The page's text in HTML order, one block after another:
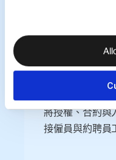
將股權綁
將授權、合約與
接僱員與約聘員